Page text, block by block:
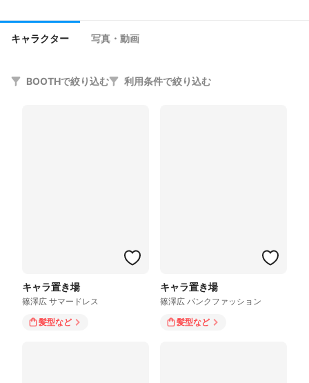
キャラクター 写真・動画
BOOTHで絞り込む 利用条件で絞り込む
キャラ置き場
篠澤広 サマードレス
髪型など
キャラ置き場
篠澤広 パンクファッション
髪型など